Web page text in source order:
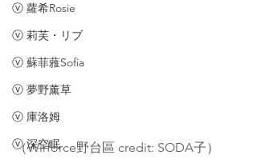
ⓥ 蘿希Rosie
ⓥ 莉芙・リブ
ⓥ 蘇菲蕥Sofia
ⓥ 夢野薰草
ⓥ 庫洛姆
ⓥ 深空眠
（Wirforce野台區 credit: SODA子）